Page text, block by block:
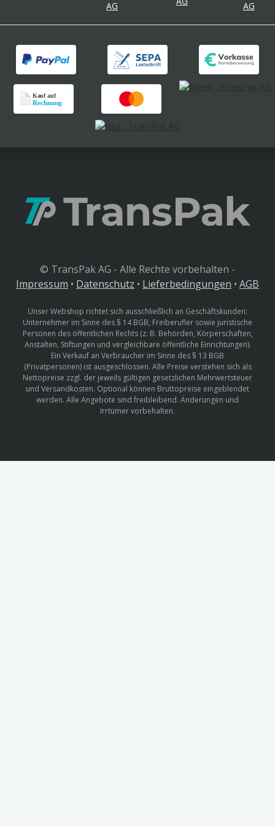
© TransPak AG - Alle Rechte vorbehalten -
Impressum • Datenschutz • Lieferbedingungen • AGB
Unser Webshop richtet sich ausschließlich an Geschäftskunden:
Unternehmer im Sinne des § 14 BGB, Freiberufler sowie juristische
Personen des öffentlichen Rechts (z. B. Behörden, Körperschaften,
Anstalten, Stiftungen und vergleichbare öffentliche Einrichtungen).
Ein Verkauf an Verbraucher im Sinne des § 13 BGB
(Privatpersonen) ist ausgeschlossen. Alle Preise verstehen sich als
Nettopreise zzgl. der jeweils gültigen gesetzlichen Mehrwertsteuer
und Versandkosten. Optional können Bruttopreise eingeblendet
werden. Alle Angebote sind freibleibend. Änderungen und
Irrtümer vorbehalten.